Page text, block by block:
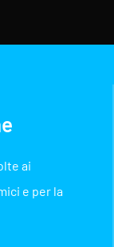
ai
e per la